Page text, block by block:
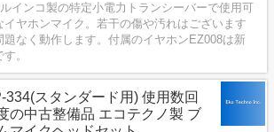
インコ製の特定小電力トランシーバーで使用可
イヤホンマイク。若干の傷や汚れはございます
題なく動作します。付属のイヤホンEZ008は新
。
334(スタンダード用) 使用数回
の中古整備品 エコテクノ製 ブ